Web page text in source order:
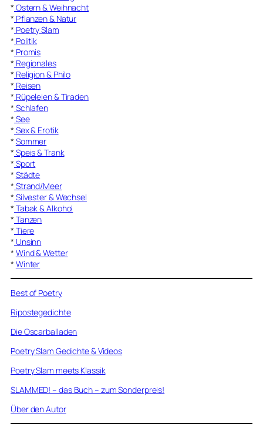
* Ostern & Weihnacht
* Pflanzen & Natur
* Poetry Slam
* Politik
* Promis
* Regionales
* Religion & Philo
* Reisen
* Rüpeleien & Tiraden
* Schlafen
* See
* Sex & Erotik
* Sommer
* Speis & Trank
* Sport
* Städte
* Strand/Meer
* Silvester & Wechsel
* Tabak & Alkohol
* Tanzen
* Tiere
* Unsinn
* Wind & Wetter
* Winter
Best of Poetry
Ripostegedichte
Die Oscarballaden
Poetry Slam Gedichte & Videos
Poetry Slam meets Klassik
SLAMMED! – das Buch – zum Sonderpreis!
Über den Autor